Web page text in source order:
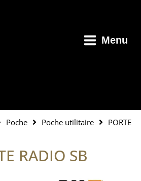
Menu
Poche Poche utilitaire
PORTE
RADIO SB